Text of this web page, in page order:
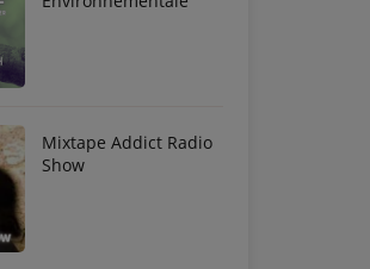
Mixtape Addict Radio
Show